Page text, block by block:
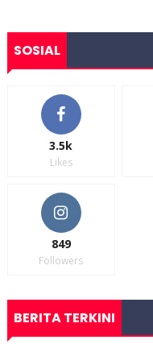
SOSIAL
3.5k
Likes
849
Followers
BERITA TERKINI